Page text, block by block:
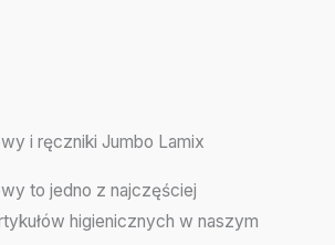
i ręczniki Jumbo Lamix
to jedno z najczęściej
higienicznych w naszym